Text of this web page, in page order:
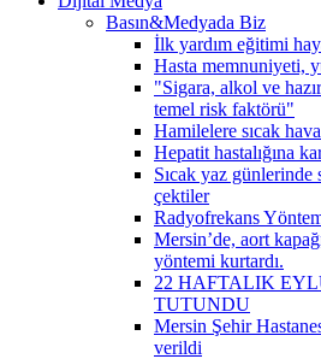
Basın&Medyada Biz
İlk yardım eğitimi
Hasta memnuniyeti,
"Sigara, alkol ve
temel risk faktörü"
Hamilelere sıcak hava
Hepatit hastalığına
Sıcak yaz
çektiler
Radyofrekans
Mersin’de, aort
yöntemi kurtardı.
22 HAFTALIK
TUTUNDU
Mersin Şehir
verildi